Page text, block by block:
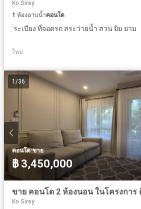
Ko Sirey
1 ห้องอาบน้ำคอนโด
·ระเบียง·ที่จอดรถ·สระว่ายน้ำ·สวน·ยิม·ยาม
ใหม่
1 /36
คอนโด·ขาย
฿ 3,450,000
Ko Sirey